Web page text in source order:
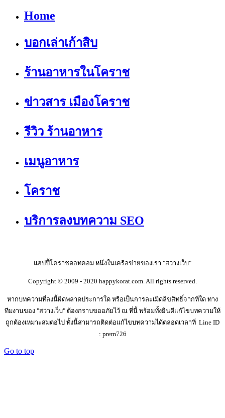
Home
บอกเล่าเก้าสิบ
ร้านอาหารในโคราช
ข่าวสาร เมืองโคราช
รีวิว ร้านอาหาร
เมนูอาหาร
โคราช
บริการลงบทความ SEO
แฮปปี้โคราชดอทคอม หนึ่งในเครือข่ายของเรา "สว่างเว็บ"
Copyright © 2009 - 2020 happykorat.com. All rights reserved.
หากบทความที่ลงนี้ผิดพลาดประการใด หรือเป็นการละเมิดลิขสิทธิ์จากที่ใด ทาง
ทีมงานของ "สว่างเว็บ" ต้องกราบขออภัยไว้ ณ ที่นี้ พร้อมทั้งยินดีแก้ไขบทความให้
ถูกต้องเหมาะสมต่อไป ทั้งนี้สามารถติดต่อแก้ไขบทความได้ตลอดเวลาที่ Line ID
: prem726
Go to top